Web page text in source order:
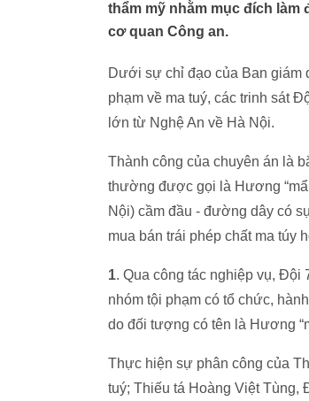
thẩm mỹ nhằm mục đích làm
cơ quan Công an.
Dưới sự chỉ đạo của Ban giám
phạm về ma tuý, các trinh sát
lớn từ Nghệ An về Hà Nội.
Thành công của chuyên án là
thường được gọi là Hương
Nội) cầm đầu - đường dây có
mua bán trái phép chất ma túy
1. Qua công tác nghiệp vụ, Đội
nhóm tội phạm có tổ chức,
do đối tượng có tên là Hương
Thực hiện sự phân công của
tuý; Thiếu tá Hoàng Việt